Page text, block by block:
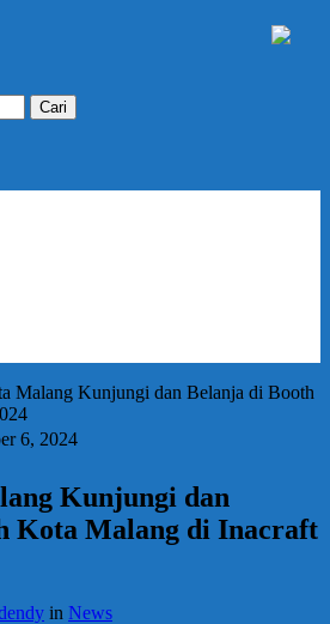
Malang Kunjungi dan Belanja di Booth
6, 2024
Kunjungi dan
Kota Malang di Inacraft
in News